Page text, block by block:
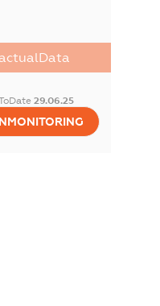
29.06.25